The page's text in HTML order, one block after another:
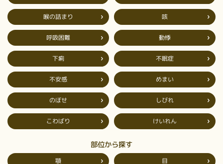
喉の詰まり 咳
呼吸困難 動悸
下痢 不眠症
不安感 めまい
のぼせ しびれ
こわばり けいれん
部位から探す
顎 目